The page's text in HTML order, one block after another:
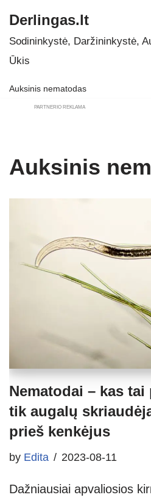
Skip
to
Derlingas.lt
Sodininkystė, Daržininkystė,
Ūkis
Auksinis nematodas
PARTNERIO REKLAMA
Auksinis
Nematodai – kas
tik augalų
prieš kenkėjus
by Edita 2023-08-11
Dažniausiai apvaliosios